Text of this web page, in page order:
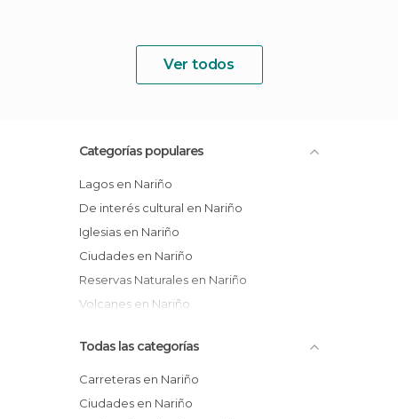
Ver todos
Categorías populares
Lagos en Nariño
De interés cultural en Nariño
Iglesias en Nariño
Ciudades en Nariño
Reservas Naturales en Nariño
Volcanes en Nariño
Todas las categorías
Carreteras en Nariño
Ciudades en Nariño